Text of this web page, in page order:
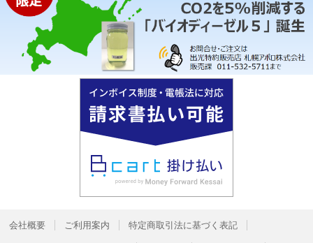
会社概要 ご利用案内 特定商取引法に基づく表記